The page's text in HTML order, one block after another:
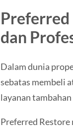
Preferred
dan
Dalam dunia
sebatas membeli
layanan
Preferred